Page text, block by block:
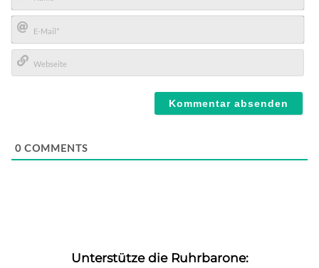
Name*
E-
Mail*
0 COMMENTS
Unterstütze die Ruhrbarone: